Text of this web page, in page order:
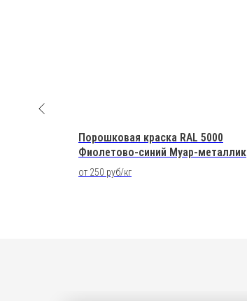
Порошковая краска RAL 5000
Фиолетово-синий Муар-металлик
Полиэфирная
от 250 руб/кг